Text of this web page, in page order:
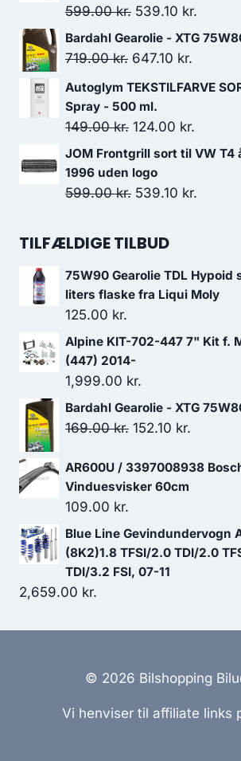
var:
1,099.00 kr..
599.00kr. Den
oprindelige
pris
599.00 kr..
539.10 kr.
539.10
Bardahl Gearolie - XTG
719.00kr. Den
oprindelige
pris
var:
647.10 kr.
aktuelle
647.10
Autoglym TEKSTILFARVE
Spray - 500 ml.
149.00kr. Den
oprindelige
pris
var:
124.00 kr.
JOM Frontgrill sort til VW T4
1996 uden logo
599.00kr. Den
pris
599.00 kr..
539.10 kr.
TILFÆLDIGE TILBUD
75W90 Gearolie TDL Hypoid
liters flaske fra Liqui Moly
125.00 kr.
Alpine KIT-702-447 7" Kit f.
(447) 2014-
1,999.00 kr.
Bardahl Gearolie - XTG
169.00kr. Den
pris
var:
152.10 kr.
pris
AR600U / 3397008938
Vinduesvisker 60cm
109.00 kr.
Blue Line Gevindundervogn
(8K2)1.8 TFSI/2.0 TDI/2.0
TDI/3.2 FSI, 07-11
2,659.00 kr.
© 2026 Bilshopping
Vi henviser til affiliate links